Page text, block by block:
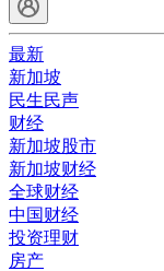
最新
新加坡
民生民声
财经
新加坡股市
新加坡财经
全球财经
中国财经
投资理财
房产